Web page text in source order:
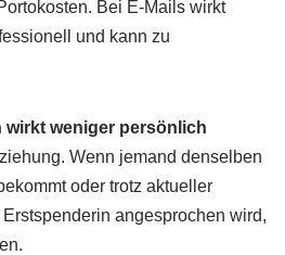
Bei E-Mails wirkt
und kann zu
wirkt weniger persönlich
Wenn jemand denselben
oder trotz aktueller
angesprochen wird,